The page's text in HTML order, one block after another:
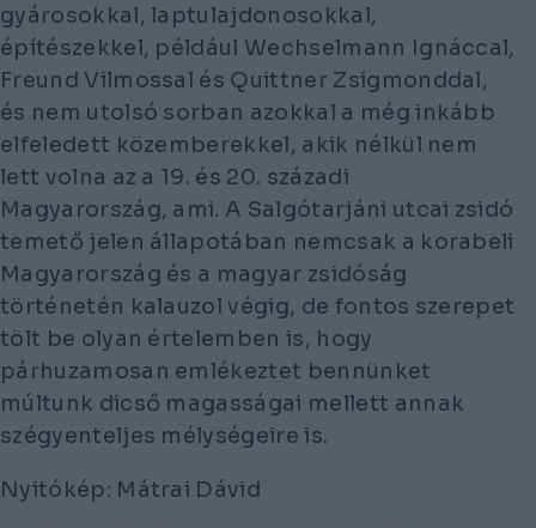
gyárosokkal, laptulajdonosokkal,
építészekkel, például Wechselmann Ignáccal,
Freund Vilmossal és Quittner Zsigmonddal,
és nem utolsó sorban azokkal a még inkább
elfeledett közemberekkel, akik nélkül nem
lett volna az a 19. és 20. századi
Magyarország, ami. A Salgótarjáni utcai zsidó
temető jelen állapotában nemcsak a korabeli
Magyarország és a magyar zsidóság
történetén kalauzol végig, de fontos szerepet
tölt be olyan értelemben is, hogy
párhuzamosan emlékeztet bennünket
múltunk dicső magasságai mellett annak
szégyenteljes mélységeire is.
Nyitókép: Mátrai Dávid